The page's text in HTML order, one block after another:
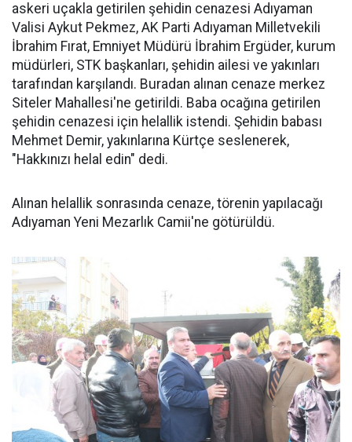
askeri uçakla getirilen şehidin cenazesi Adıyaman
Valisi Aykut Pekmez, AK Parti Adıyaman Milletvekili
İbrahim Fırat, Emniyet Müdürü İbrahim Ergüder, kurum
müdürleri, STK başkanları, şehidin ailesi ve yakınları
tarafından karşılandı. Buradan alınan cenaze merkez
Siteler Mahallesi'ne getirildi. Baba ocağına getirilen
şehidin cenazesi için helallik istendi. Şehidin babası
Mehmet Demir, yakınlarına Kürtçe seslenerek,
"Hakkınızı helal edin" dedi.
Alınan helallik sonrasında cenaze, törenin yapılacağı
Adıyaman Yeni Mezarlık Camii'ne götürüldü.